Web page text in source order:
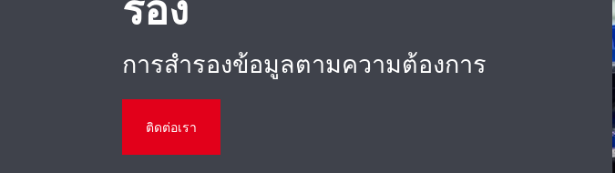
การสํารองข้อมูลตามความต้องการ
ติดต่อเรา